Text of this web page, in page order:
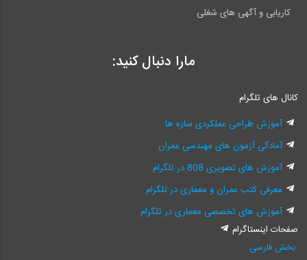
کاریابی و آگهی های شغلی
مارا دنبال کنید:
کانال های تلگرام
آموزش طراحی عملکردی سازه ها
آمادگی آزمون های مهندسی عمران
آموزش های تصویری 808 در تلگرام
معرفی کتب عمران و معماری در تلگرام
آموزش های تخصصی معماری در تلگرام
صفحات اینستاگرام
بخش فارسی